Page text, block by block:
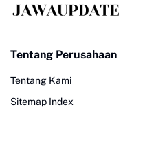
Tentang Perusahaan
Tentang Kami
Sitemap Index